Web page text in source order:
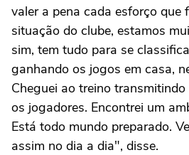
valer a pena cada esforço que
situação do clube, estamos
sim, tem tudo para se
ganhando os jogos em casa,
Cheguei ao treino
os jogadores. Encontrei um
Está todo mundo preparado.
assim no dia a dia", disse.